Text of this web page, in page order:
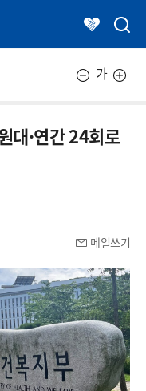
가
대·연간 24회로
메일쓰기